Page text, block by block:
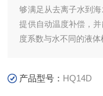
够满足从去离子水到
提供自动温度补偿，
度系数与水不同的液体
产品型号： HQ14D